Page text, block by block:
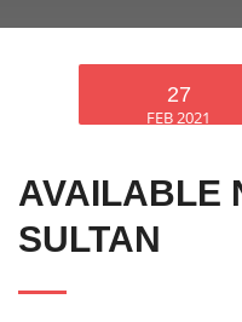
27
FEB 2021
AVAILABLE
SULTAN